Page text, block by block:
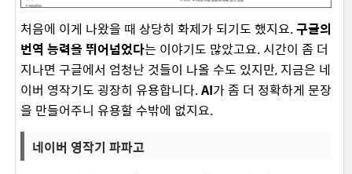
처음에 이게 나왔을 때 상당히 화제가 되기도 했지요.구글의
번역 능력을 뛰어넘었다는 이야기도 많았고요. 시간이 좀 더
지나면 구글에서 엄청난 것들이 나올 수도 있지만, 지금은 네
이버 영작기도 굉장히 유용합니다.AI가 좀 더 정확하게 문장
을 만들어주니 유용할 수밖에 없지요.
네이버 영작기 파파고